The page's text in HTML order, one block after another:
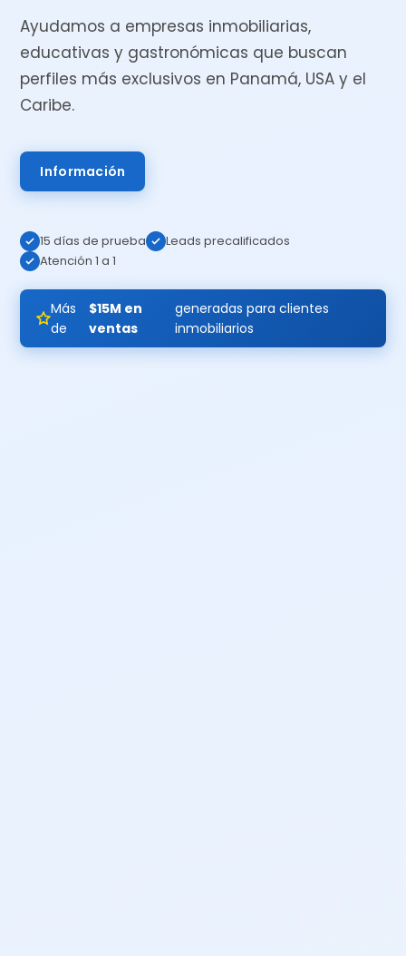
Ayudamos a empresas inmobiliarias,
educativas y gastronómicas que buscan
perfiles más exclusivos en Panamá, USA y el
Caribe.
Información
15 días de prueba
Leads precalificados
Atención 1 a 1
Más
de
$15M en
ventas
generadas para clientes
inmobiliarios